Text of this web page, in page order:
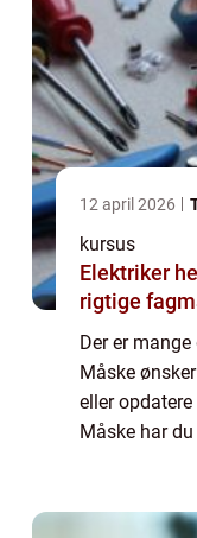
12 april 2026
kursus
Elektriker herlev sådan
rigtige
Der er
Måske
eller
Måske har